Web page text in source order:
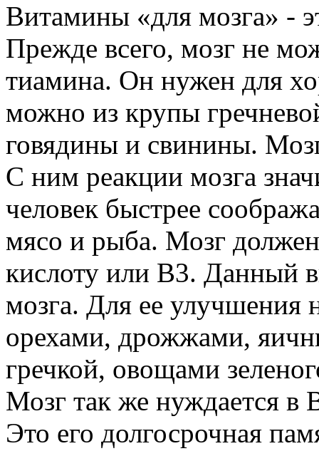
Витамины «для мозга» -
Прежде всего, мозг не
тиамина. Он нужен для
можно из крупы
говядины и свинины.
С ним реакции мозга
человек быстрее
мясо и рыба. Мозг
кислоту или В3. Данный
мозга. Для ее улучшения
орехами, дрожжами,
гречкой, овощами
Мозг так же нуждается в
Это его долгосрочная